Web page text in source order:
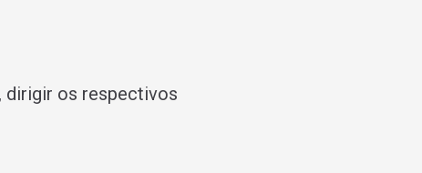
dirigir os respectivos